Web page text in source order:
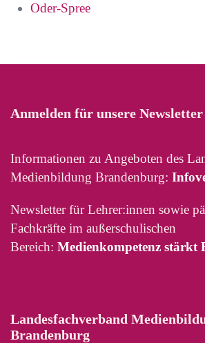
Oder-Spree
Anmelden für unsere Newsletter
Informationen zu Angeboten des
Medienbildung Brandenburg:
Newsletter für Lehrer:innen sowie
Fachkräfte im außerschulischen
Bereich: Medienkompetenz stärkt
Landesfachverband
Brandenburg